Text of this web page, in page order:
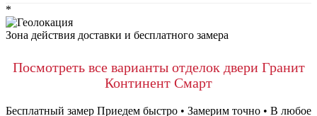
*
Зона действия доставки и бесплатного замера
Посмотреть все варианты отделок двери Гранит
Континент Смарт
Бесплатный замер Приедем быстро • Замерим точно • В любое